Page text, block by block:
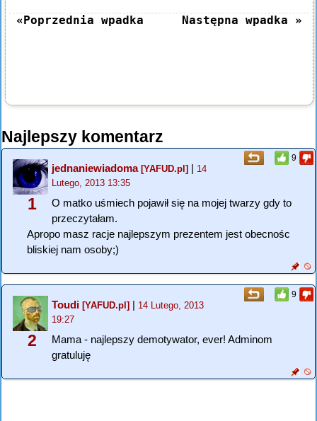
«Poprzednia wpadka Następna wpadka »
Najlepszy komentarz
9
1
jednaniewiadoma[YAFUD.pl] | 14
Lutego, 2013 13:35
O matko uśmiech pojawił się na mojej twarzy gdy to
przeczytałam.
Apropo masz racje najlepszym prezentem jest obecnośc
bliskiej nam osoby;)
9
2
Toudi [YAFUD.pl] | 14 Lutego, 2013
19:27
Mama - najlepszy demotywator, ever! Adminom
gratuluję